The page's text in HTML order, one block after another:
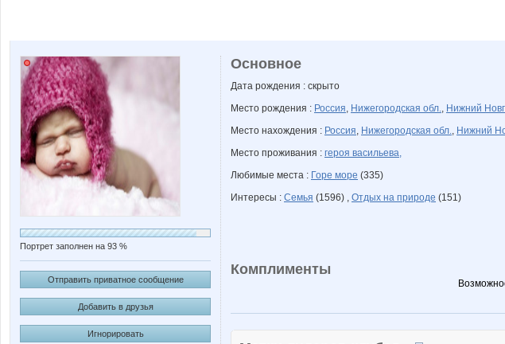
Портрет заполнен на 93 %
Отправить приватное сообщение
Добавить в друзья
Игнорировать
Основное
Дата рождения : скрыто
Место рождения : Россия, Нижегородская обл., Нижний
Место нахождения : Россия, Нижегородская обл., Нижний
Место проживания : героя васильева,
Любимые места : Горе море (335)
Интересы : Семья (1596) , Отдых на природе (151)
Комплименты